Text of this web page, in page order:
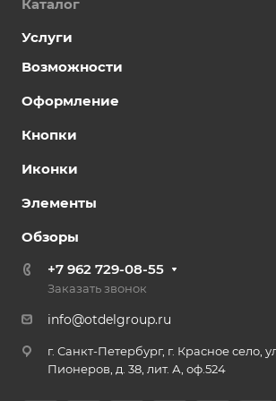
Каталог
Услуги
Возможности
Оформление
Кнопки
Иконки
Элементы
Обзоры
+7 962 729-08-55
Заказать звонок
info@otdelgroup.ru
г. Санкт-Петербург, г. Красное село,
Пионеров, д. 38, лит. А, оф.524